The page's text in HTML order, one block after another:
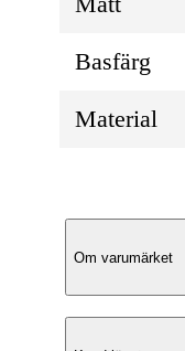
Basfärg
Material
Elegant
Om varumärket